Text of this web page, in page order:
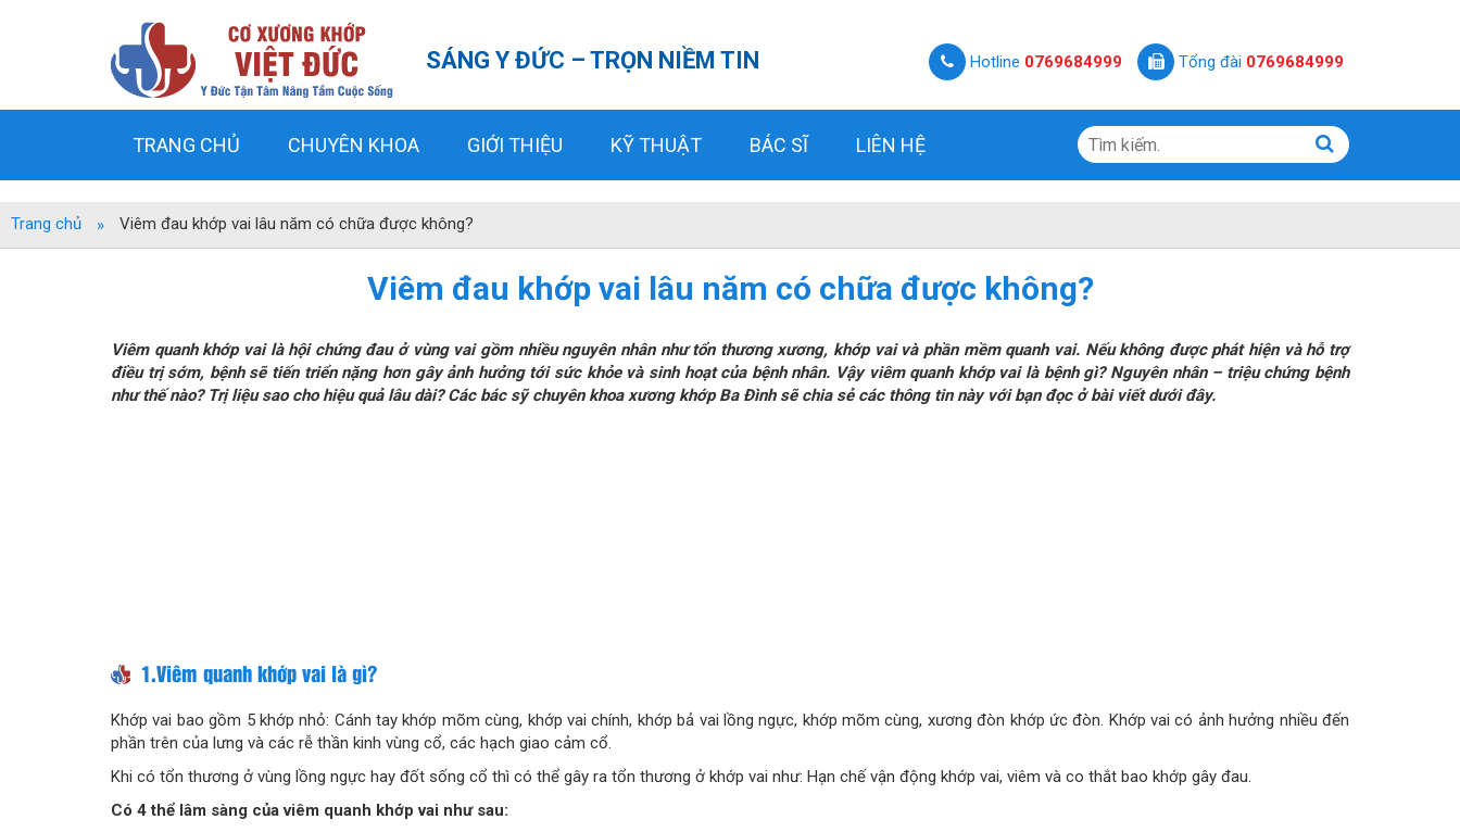
SÁNG Y ĐỨC – TRỌN NIỀM TIN Hotline 0769684999 Tổng đài 0769684999
TRANG CHỦ CHUYÊN KHOA GIỚI THIỆU KỸ THUẬT BÁC SĨ LIÊN HỆ
Trang chủ Viêm đau khớp vai lâu năm có chữa được không?
Viêm đau khớp vai lâu năm có chữa được không?
Viêm quanh khớp vai là hội chứng đau ở vùng vai gồm nhiều nguyên nhân như tổn thương xương, khớp vai và phần mềm quanh vai. Nếu không được phát hiện và hỗ trợ
điều trị sớm, bệnh sẽ tiến triển nặng hơn gây ảnh hưởng tới sức khỏe và sinh hoạt của bệnh nhân. Vậy viêm quanh khớp vai là bệnh gì? Nguyên nhân – triệu chứng bệnh
như thế nào? Trị liệu sao cho hiệu quả lâu dài? Các bác sỹ chuyên khoa xương khớp Ba Đình sẽ chia sẻ các thông tin này với bạn đọc ở bài viết dưới đây.
1.Viêm quanh khớp vai là gì?
Khớp vai bao gồm 5 khớp nhỏ: Cánh tay khớp mõm cùng, khớp vai chính, khớp bả vai lồng ngực, khớp mõm cùng, xương đòn khớp ức đòn. Khớp vai có ảnh hưởng nhiều đến
phần trên của lưng và các rễ thần kinh vùng cổ, các hạch giao cảm cổ.
Khi có tổn thương ở vùng lồng ngực hay đốt sống cổ thì có thể gây ra tổn thương ở khớp vai như: Hạn chế vận động khớp vai, viêm và co thắt bao khớp gây đau.
Có 4 thể lâm sàng của viêm quanh khớp vai như sau: